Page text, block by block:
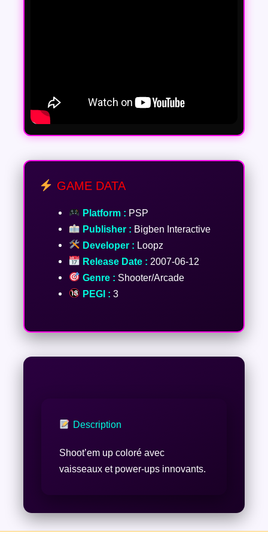
GAME DATA
Platform : PSP
Publisher : Bigben Interactive
Developer : Loopz
Release Date : 2007-06-12
Genre : Shooter/Arcade
PEGI : 3
Description
Shoot’em up coloré avec
vaisseaux et power-ups innovants.